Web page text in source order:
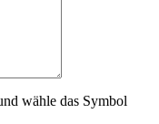
wähle das Symbol